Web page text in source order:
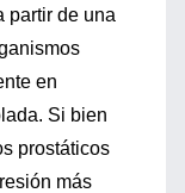
partir de una
en
Si bien
prostáticos
más